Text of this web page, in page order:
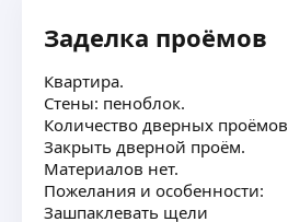
Профессионально занимаюсь:
Кафельными работами
Сантехника
Ламинат.
Гипсокартон
Олег В.
4,78 · 23 отзыва
Крыши. Монтаж и
Заделка проёмов
Квартира.
Стены: пеноблок.
Количество дверных
Закрыть дверной проём.
Материалов нет.
Пожелания и особенности:
Зашпаклевать щели